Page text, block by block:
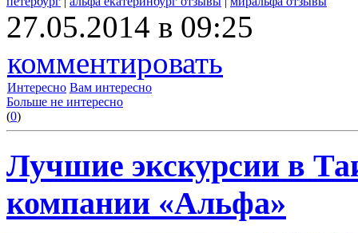
27.05.2014 в 09:25
комментировать
Интересно Вам интересно
Больше не интересно
(0)
Лучшие экскурсии в
компании «Альфа»